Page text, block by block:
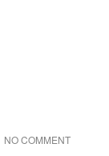
NO COMMENT